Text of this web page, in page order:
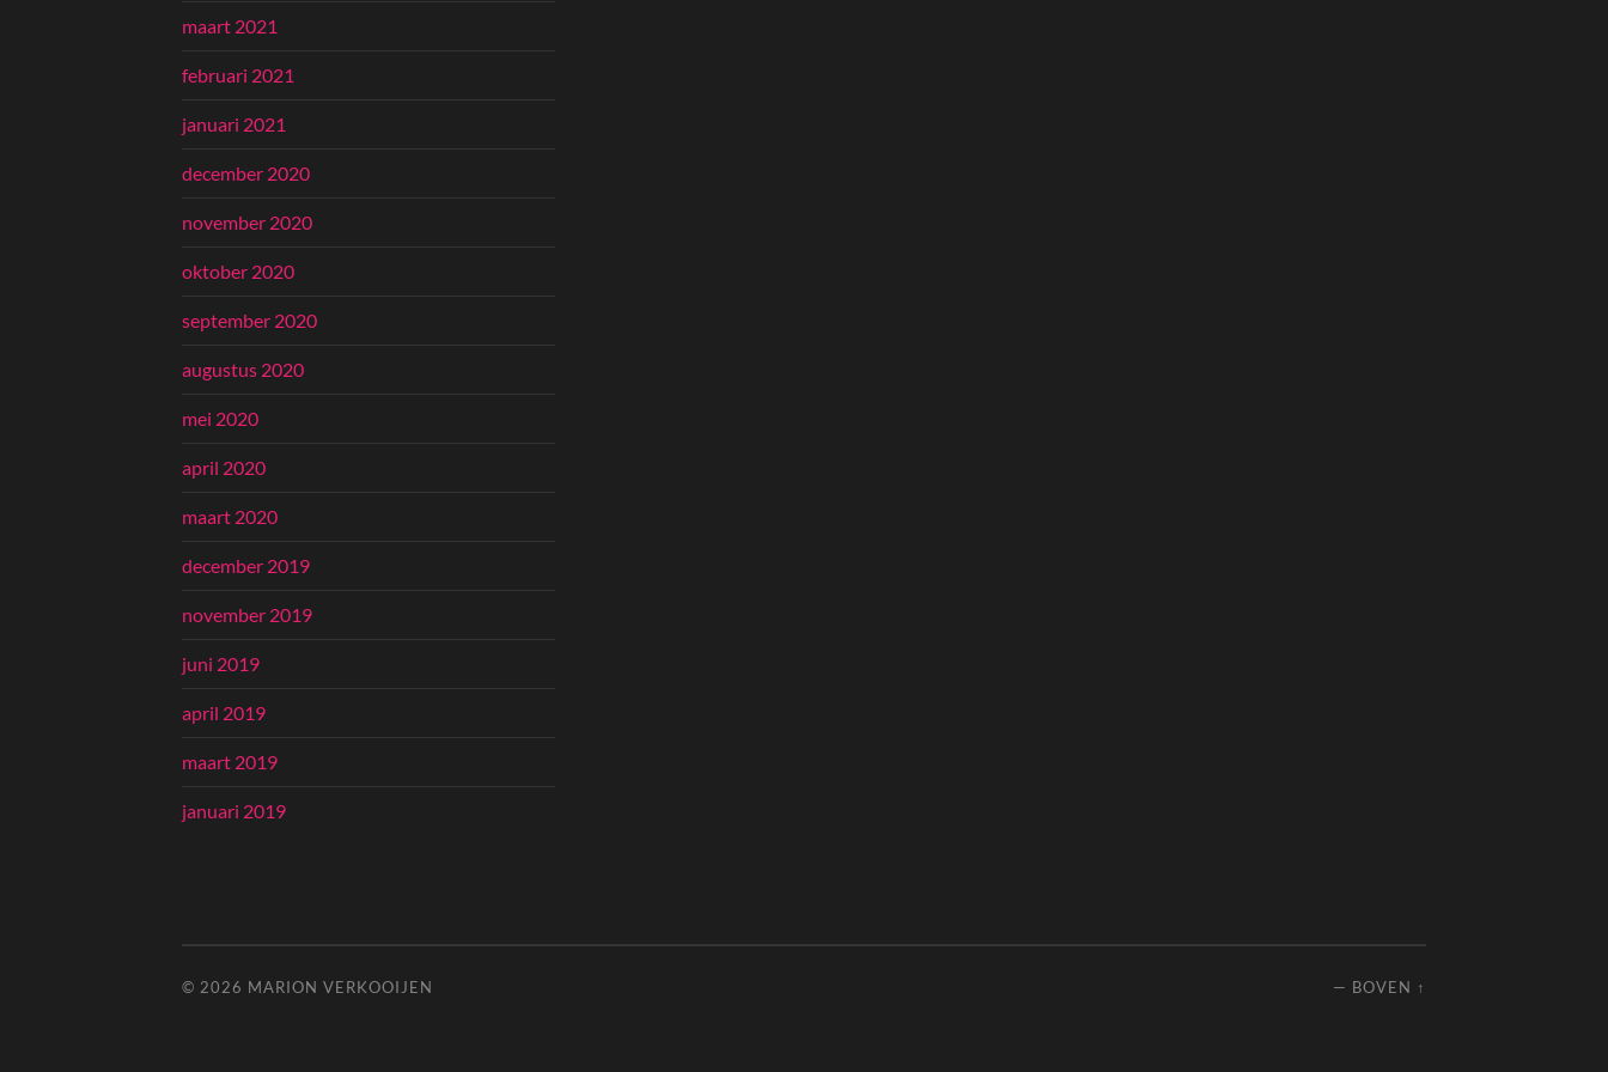
maart 2021
februari 2021
januari 2021
december 2020
november 2020
oktober 2020
september 2020
augustus 2020
mei 2020
april 2020
maart 2020
december 2019
november 2019
juni 2019
april 2019
maart 2019
januari 2019
© 2026 MARION VERKOOIJEN — BOVEN ↑